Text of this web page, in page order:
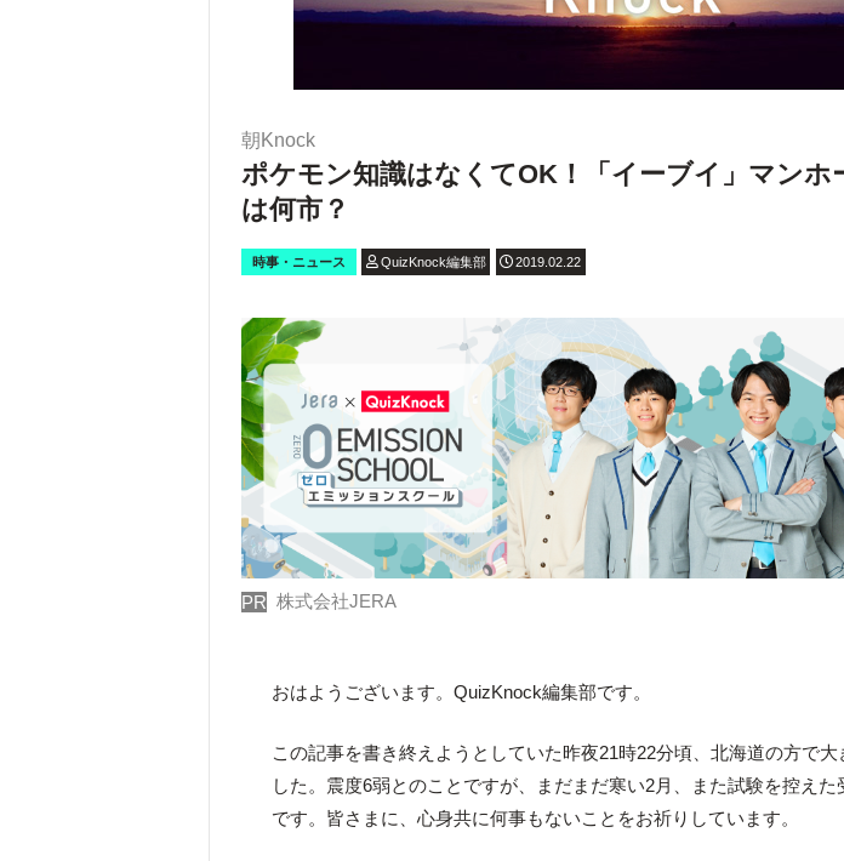
朝Knock
ポケモン知識はなくてOK！「イーブイ」マンホ
は何市？
時事・ニュース QuizKnock編集部 2019.02.22
PR 株式会社JERA
おはようございます。QuizKnock編集部です。
この記事を書き終えようとしていた昨夜21時22分頃、北海道の方で大
した。震度6弱とのことですが、まだまだ寒い2月、また試験を控えた
です。皆さまに、心身共に何事もないことをお祈りしています。